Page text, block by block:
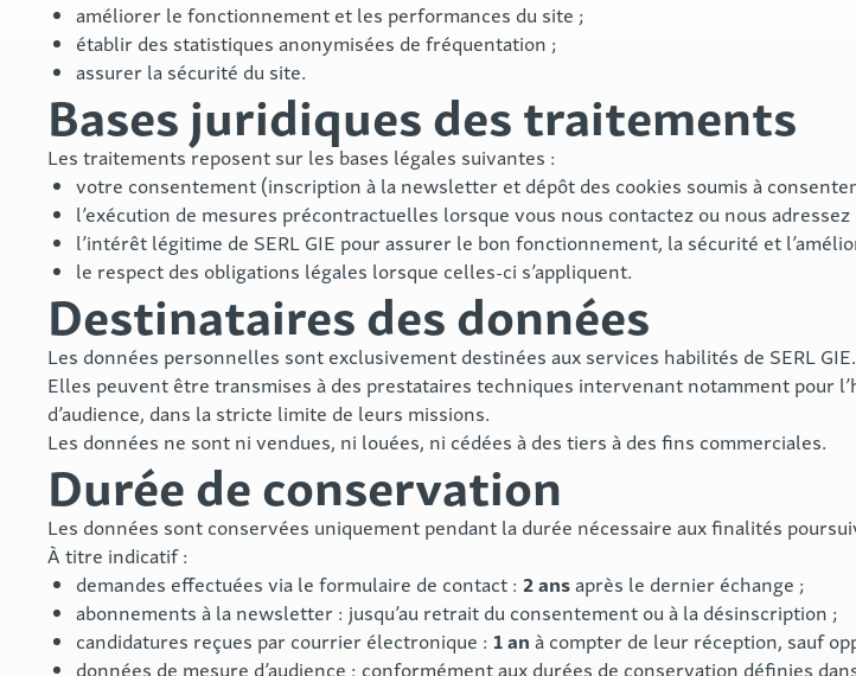
améliorer le fonctionnement et les performances du site ;
établir des statistiques anonymisées de fréquentation ;
assurer la sécurité du site.
Bases juridiques des traitements
Les traitements reposent sur les bases légales suivantes :
votre consentement (inscription à la newsletter et dépôt des cookies soumis à
l’exécution de mesures précontractuelles lorsque vous nous contactez ou nous
l’intérêt légitime de SERL GIE pour assurer le bon fonctionnement, la sécurité et
le respect des obligations légales lorsque celles-ci s’appliquent.
Destinataires des données
Les données personnelles sont exclusivement destinées aux services habilités de SERL GIE.
Elles peuvent être transmises à des prestataires techniques intervenant notamment pour
d’audience, dans la stricte limite de leurs missions.
Les données ne sont ni vendues, ni louées, ni cédées à des tiers à des fins commerciales.
Durée de conservation
Les données sont conservées uniquement pendant la durée nécessaire aux finalités
À titre indicatif :
demandes effectuées via le formulaire de contact : 2 ansaprès le dernier échange ;
abonnements à la newsletter : jusqu’au retrait du consentement ou à la désinscription ;
candidatures reçues par courrier électronique : 1 an à compter de leur réception, sauf
données de mesure d’audience : conformément aux durées de conservation définies